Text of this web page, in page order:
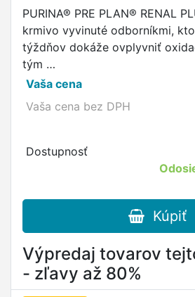
PURINA® PRE PLAN® RENAL
krmivo vyvinuté odborníkmi,
týždňov dokáže ovplyvniť
tým …
Vaša cena
Vaša cena bez DPH
Dostupnosť
Kúpiť
Výpredaj tovarov
- zľavy až 80%